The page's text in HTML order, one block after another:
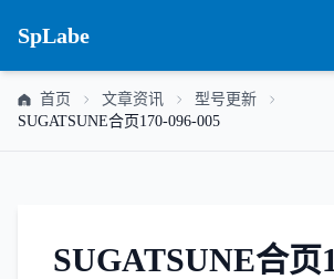
SpLabe
首页 文章资讯
型号更新
SUGATSUNE合页170-096-005
SUGATSUNE合页